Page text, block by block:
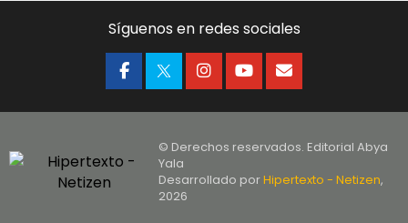
Síguenos en redes sociales
© Derechos reservados. Editorial Abya
Yala
Desarrollado porHipertexto - Netizen,
2026